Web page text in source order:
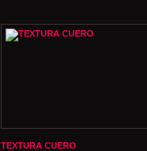
TEXTURA CUERO